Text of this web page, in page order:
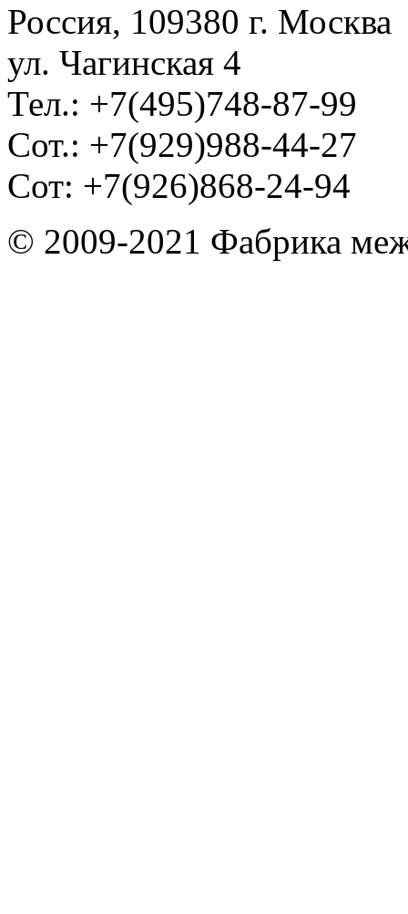
Россия, 109380 г. Москва
ул. Чагинская 4
Тел.: +7(495)748-87-99
Сот.: +7(929)988-44-27
Сот: +7(926)868-24-94
© 2009-2021 Фабрика